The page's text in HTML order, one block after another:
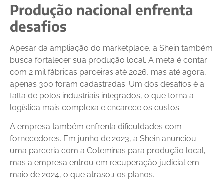
Produção nacional enfrenta
desafios
Apesar da ampliação do marketplace, a Shein também
busca fortalecer sua produção local. A meta é contar
com 2 mil fábricas parceiras até 2026, mas até agora,
apenas 300 foram cadastradas. Um dos desafios é a
falta de polos industriais integrados, o que torna a
logística mais complexa e encarece os custos.
A empresa também enfrenta dificuldades com
fornecedores. Em junho de 2023, a Shein anunciou
uma parceria com a Coteminas para produção local,
mas a empresa entrou em recuperação judicial em
maio de 2024, o que atrasou os planos.